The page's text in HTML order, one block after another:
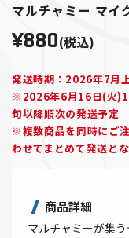
マルチャミー マイ
¥880(税込)
発送時期：2026年7月
※2026年6月16日(火
旬以降順次の発送予定
※複数商品を同時にご
わせてまとめて発送とな
商品詳細
マルチャミーが集